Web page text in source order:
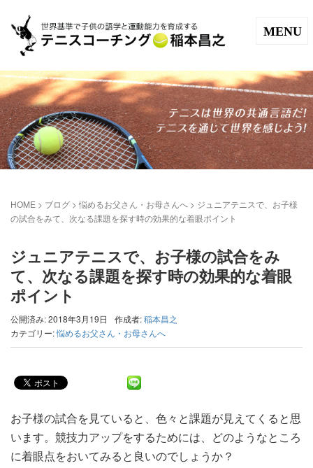
MENU
HOME > ブログ > 悩めるお父さん・お母さんへ > ジュニアテニスで、お子様
の試合をみて、次なる課題を探す時の効果的な着眼ポイント
ジュニアテニスで、お子様の試合をみ
て、次なる課題を探す時の効果的な着眼
ポイント
公開済み: 2018年3月19日 作成者:稲本昌之
カテゴリー:悩めるお父さん・お母さんへ
お子様の試合を見ていると、色々と課題が見えてくると思
います。競技力アップをするためには、どのようなところ
に着眼点をおいてみると良いのでしょうか？